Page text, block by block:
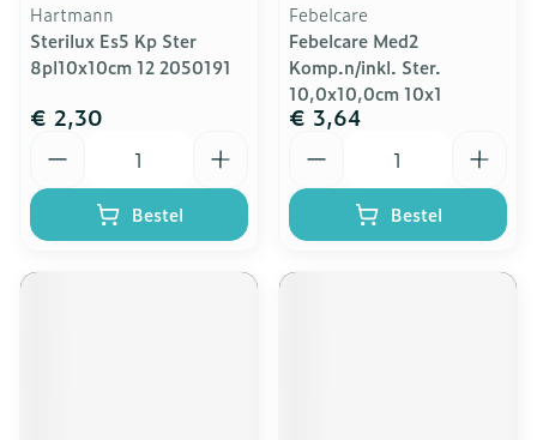
Hartmann
Sterilux Es5 Kp Ster
8pl10x10cm 12 2050191
€ 2,30
Bestel
Febelcare
Febelcare Med2
Komp.n/inkl. Ster.
10,0x10,0cm 10x1
€ 3,64
Bestel